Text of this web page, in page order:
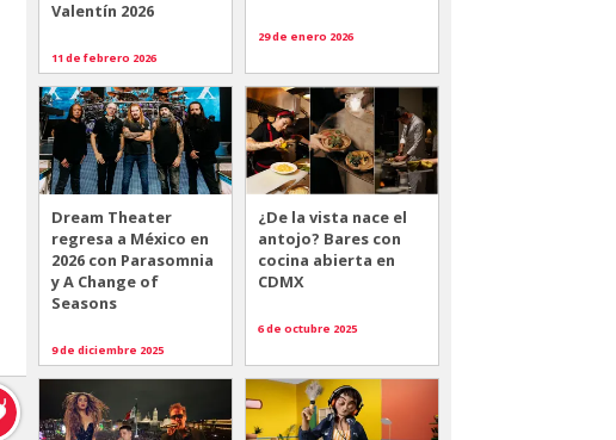
Valentín 2026
11 de febrero 2026
29 de enero 2026
Dream Theater
regresa a México en
2026 con Parasomnia
y A Change of
Seasons
9 de diciembre 2025
¿De la vista nace el
antojo? Bares con
cocina abierta en
CDMX
6 de octubre 2025